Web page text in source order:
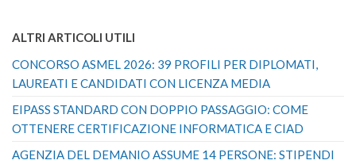
ALTRI ARTICOLI UTILI
CONCORSO ASMEL 2026: 39 PROFILI PER DIPLOMATI,
LAUREATI E CANDIDATI CON LICENZA MEDIA
EIPASS STANDARD CON DOPPIO PASSAGGIO: COME
OTTENERE CERTIFICAZIONE INFORMATICA E CIAD
AGENZIA DEL DEMANIO ASSUME 14 PERSONE: STIPENDI